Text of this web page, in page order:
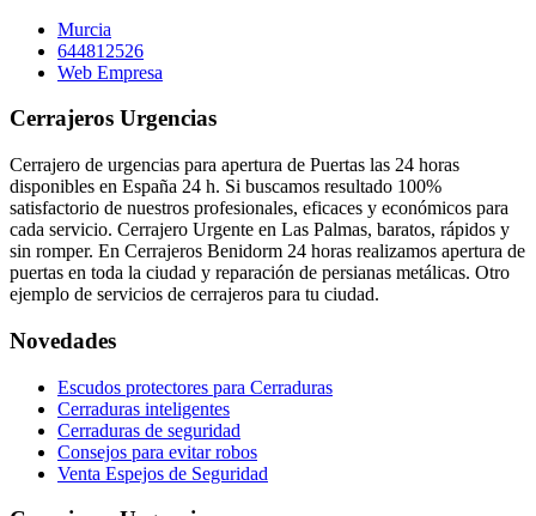
Murcia
644812526
Web Empresa
Cerrajeros Urgencias
Cerrajero de urgencias para apertura de Puertas las 24 horas
disponibles en España 24 h. Si buscamos resultado 100%
satisfactorio de nuestros profesionales, eficaces y económicos para
cada servicio. Cerrajero Urgente en Las Palmas, baratos, rápidos y
sin romper. En Cerrajeros Benidorm 24 horas realizamos apertura de
puertas en toda la ciudad y reparación de persianas metálicas. Otro
ejemplo de servicios de cerrajeros para tu ciudad.
Novedades
Escudos protectores para Cerraduras
Cerraduras inteligentes
Cerraduras de seguridad
Consejos para evitar robos
Venta Espejos de Seguridad